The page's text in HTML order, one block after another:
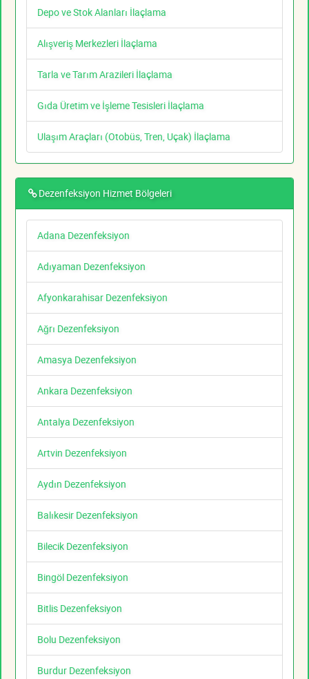
Depo ve Stok Alanları İlaçlama
Alışveriş Merkezleri İlaçlama
Tarla ve Tarım Arazileri İlaçlama
Gıda Üretim ve İşleme Tesisleri İlaçlama
Ulaşım Araçları (Otobüs, Tren, Uçak) İlaçlama
Dezenfeksiyon Hizmet Bölgeleri
Adana Dezenfeksiyon
Adıyaman Dezenfeksiyon
Afyonkarahisar Dezenfeksiyon
Ağrı Dezenfeksiyon
Amasya Dezenfeksiyon
Ankara Dezenfeksiyon
Antalya Dezenfeksiyon
Artvin Dezenfeksiyon
Aydın Dezenfeksiyon
Balıkesir Dezenfeksiyon
Bilecik Dezenfeksiyon
Bingöl Dezenfeksiyon
Bitlis Dezenfeksiyon
Bolu Dezenfeksiyon
Burdur Dezenfeksiyon